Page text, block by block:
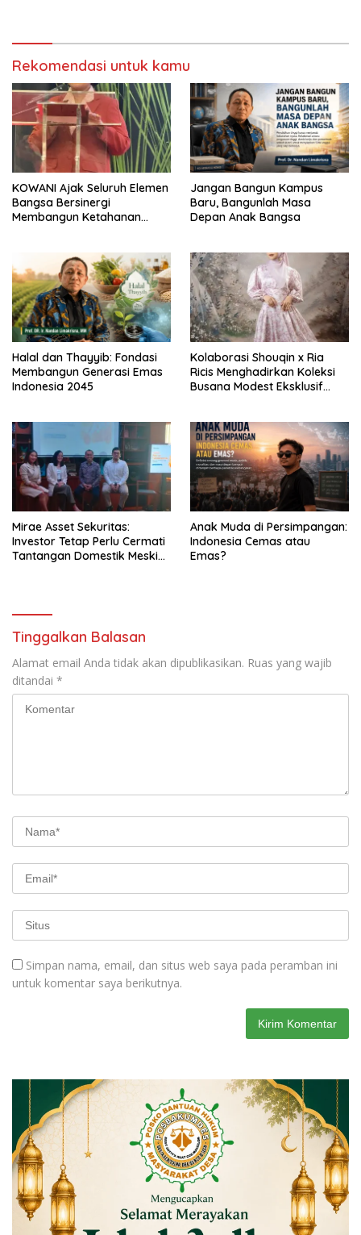
Rekomendasi untuk kamu
KOWANI Ajak Seluruh Elemen
Bangsa Bersinergi
Membangun Ketahanan
Jangan Bangun Kampus
Baru, Bangunlah Masa
Depan Anak Bangsa
Halal dan Thayyib: Fondasi
Membangun Generasi Emas
Indonesia 2045
Kolaborasi Shouqin x Ria
Ricis Menghadirkan Koleksi
Busana Modest Eksklusif
Mirae Asset Sekuritas:
Investor Tetap Perlu Cermati
Tantangan Domestik Meski
Anak Muda di Persimpangan:
Indonesia Cemas atau
Emas?
Tinggalkan Balasan
Alamat email Anda tidak akan dipublikasikan. Ruas yang wajib
ditandai *
Simpan nama, email, dan situs web saya pada peramban ini
untuk komentar saya berikutnya.